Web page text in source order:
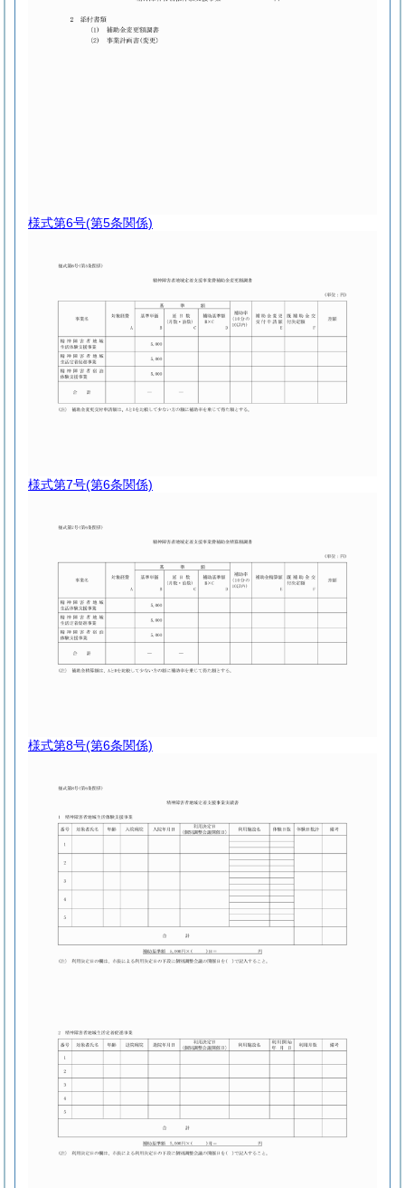
様式第6号(第5条関係)
様式第7号(第6条関係)
様式第8号(第6条関係)